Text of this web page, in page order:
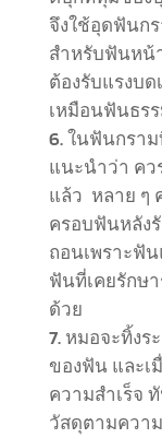
จึงใช้อุดฟันก
สำหรับฟันหน้
ต้องรับแรงบ
เหมือนฟันธร
ในฟันกราม
แนะนำว่า คว
แล้ว หลาย ๆ
ครอบฟันหลัง
ถอนเพราะฟั
ฟันที่เคยรักษ
ด้วย
หมอจะทิ้งร
ของฟัน และเ
ความสำเร็จ
วัสดุตามควา